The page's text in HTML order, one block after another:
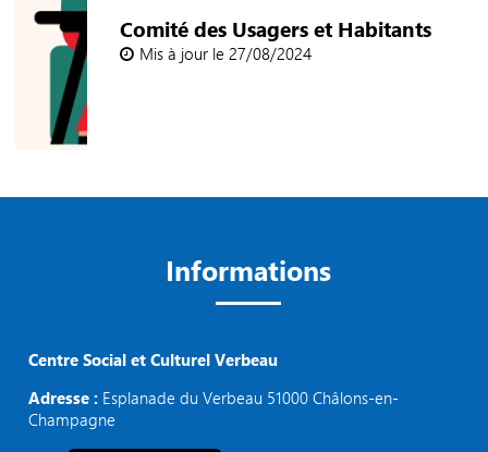
Comité des Usagers et Habitants
Mis à jour le 27/08/2024
Informations
Centre Social et Culturel Verbeau
Adresse : Esplanade du Verbeau 51000 Châlons-en-
Champagne